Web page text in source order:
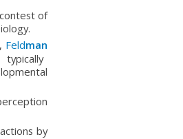
of
Feldman
by